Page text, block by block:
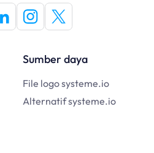
Sumber daya
File logo systeme.io
Alternatif systeme.io